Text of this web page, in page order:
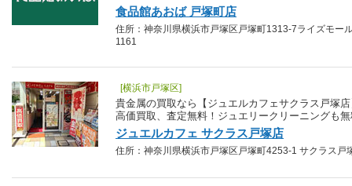
食品館あおば 戸塚町店
住所：神奈川県横浜市戸塚区戸塚町1313-7ライズモ
1161
[横浜市戸塚区]
貴金属の買取なら【ジュエルカフェサクラス戸塚
高価買取、査定無料！ジュエリークリーニングも
ジュエルカフェ サクラス戸塚店
住所：神奈川県横浜市戸塚区戸塚町4253-1 サクラス